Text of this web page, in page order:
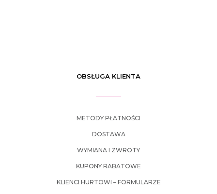
OBSŁUGA KLIENTA
METODY PŁATNOŚCI
DOSTAWA
WYMIANA I ZWROTY
KUPONY RABATOWE
KLIENCI HURTOWI – FORMULARZE